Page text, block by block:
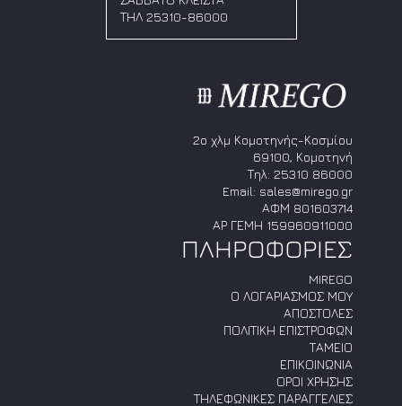
να
προϊόντος
ΤΗΛ 25310-86000
2ο χλμ Κομοτηνής-Κοσμίου
69100, Κομοτηνή
Τηλ: 25310 86000
Email: sales@mirego.gr
ΑΦΜ 801603714
ΑΡ ΓΕΜΗ 159960911000
ΠΛΗΡΟΦΟΡΙΕΣ
MIREGO
Ο ΛΟΓΑΡΙΑΣΜΟΣ ΜΟΥ
ΑΠΟΣΤΟΛΕΣ
ΠΟΛΙΤΙΚΗ ΕΠΙΣΤΡΟΦΩΝ
ΤΑΜΕΙΟ
ΕΠΙΚΟΙΝΩΝΙΑ
ΟΡΟΙ ΧΡΗΣΗΣ
ΤΗΛΕΦΩΝΙΚΕΣ ΠΑΡΑΓΓΕΛΙΕΣ